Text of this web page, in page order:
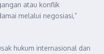
atau konflik
melalui negosiasi,”
hukum internasional dan